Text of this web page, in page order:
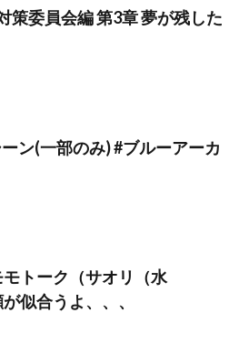
策委員会編 第3章 夢が残した
ン(一部のみ) #ブルーアーカ
モトーク（サオリ（水
似合うよ、、、